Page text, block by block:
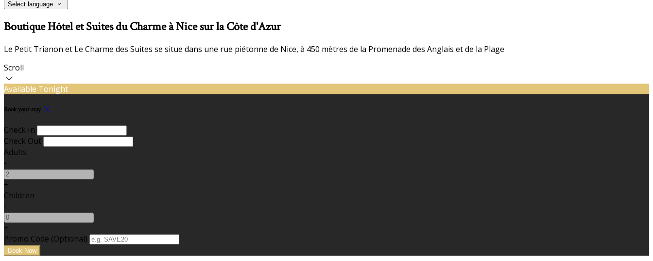
Select language
Boutique Hôtel et Suites du Charme à Nice sur la Côte d'Azur
Le Petit Trianon et Le Charme des Suites se situe dans une rue piétonne de Nice, à 450 mètres de la Promenade des Anglais et de la Plage
Scroll
Available Tonight
Book your stay
Check In
Check Out
Adults
-
+
Children
-
+
Promo Code (Optional)